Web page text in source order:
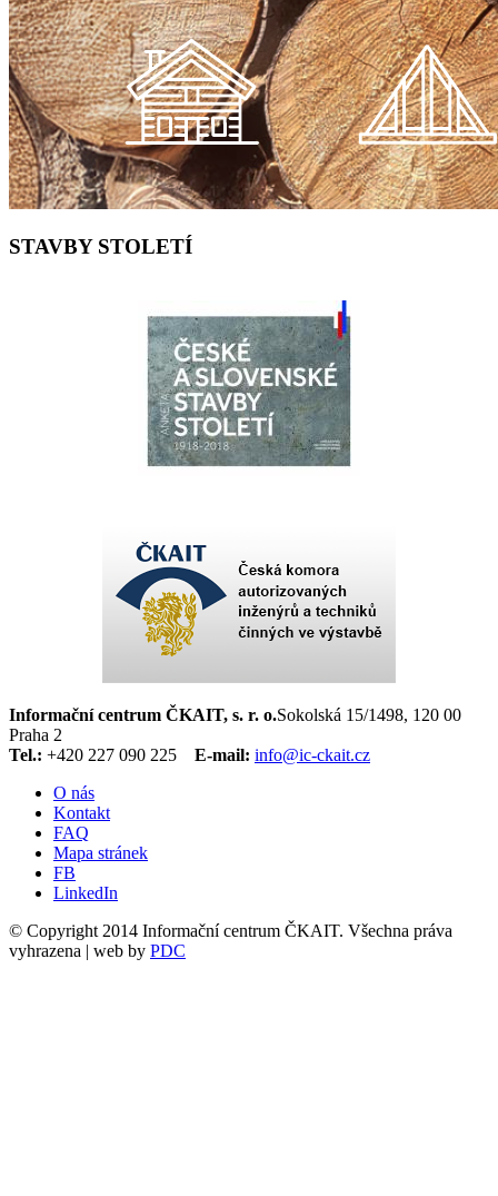
STAVBY STOLETÍ
Informační centrum ČKAIT, s. r. o.Sokolská 15/1498, 120 00
Praha 2
Tel.: +420 227 090 225 E-mail: info@ic-ckait.cz
O nás
Kontakt
FAQ
Mapa stránek
FB
LinkedIn
© Copyright 2014 Informační centrum ČKAIT. Všechna práva
vyhrazena | web by PDC